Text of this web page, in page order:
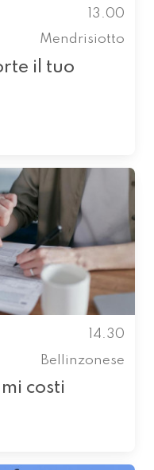
13.00
Mendrisiotto
il tuo
14.30
Bellinzonese
costi